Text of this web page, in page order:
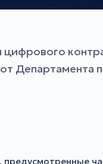
предусмотренные